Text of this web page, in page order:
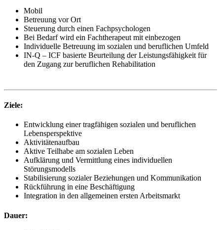
Mobil
Betreuung vor Ort
Steuerung durch einen Fachpsychologen
Bei Bedarf wird ein Fachtherapeut mit einbezogen
Individuelle Betreuung im sozialen und beruflichen Umfeld
IN-Q – ICF basierte Beurteilung der Leistungsfähigkeit für
den Zugang zur beruflichen Rehabilitation
Ziele:
Entwicklung einer tragfähigen sozialen und beruflichen
Lebensperspektive
Aktivitätenaufbau
Aktive Teilhabe am sozialen Leben
Aufklärung und Vermittlung eines individuellen
Störungsmodells
Stabilisierung sozialer Beziehungen und Kommunikation
Rückführung in eine Beschäftigung
Integration in den allgemeinen ersten Arbeitsmarkt
Dauer: